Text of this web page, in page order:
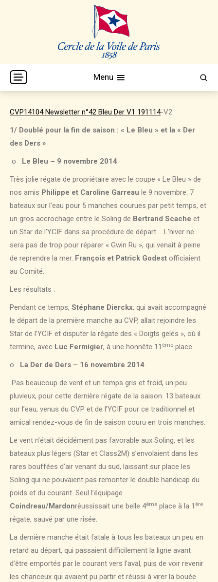
CVP
Cercle de la Voile de Paris
Menu
CVP14104 Newsletter n°42 Bleu Der V1 191114-V2
1/ Doublé pour la fin de saison : « Le Bleu » et la « Der
des Ders »
o Le Bleu – 9 novembre 2014
Très jolie régate de propriétaire avec le coupe « Le Bleu » de
nos amis Philippe et Caroline Garreau le 9 novembre. 7
bateaux sur l’eau pour 5 manches courues par petit temps, et
un gros accrochage entre le Soling de Bertrand Scache et
un Star de l’YCIF dans sa procédure de départ…. L’hiver ne
sera pas de trop pour réparer « Gwin Ru », qui venait à peine
de reprendre la mer. François et Patrick Godest officiaient
au Comité.
Les résultats :
Pendant ce temps, Stéphane Dierckx, qui avait accompagné
le départ de la première manche au CVP, allait rejoindre les
Star de l’YCIF et disputer la régate des « Doigts gelés », où il
termine, avec Luc Fermigier, à une honnête 11 ème place.
o La Der de Ders – 16 novembre 2014
Pas beaucoup de vent et un temps gris et froid, un peu
pluvieux, pour cette dernière régate de la saison. 13 bateaux
sur l’eau, venus du CVP et de l’YCIF pour ce traditionnel et
amical rendez-vous de fin de saison couru en trois manches.
Le vent n’était décidément pas favorable aux Soling, et les
bateaux plus légers (Star et Class2M) s’envolaient dans les
rares bouffées d’air venant du sud, laissant sur place les
Soling qui ne pouvaient pas remonter le double handicap du
poids et du courant. Seul l’équipage
Coindreau/Mardonréussissait une belle 4ème place à la 1 ère
régate, sauvé par une risée.
La dernière manche était fatale à tous les bateaux un peu en
retard au départ, qui passaient difficilement la ligne avant
d’être emportés par le courant vers l’aval, puis de voir revenir
les chanceux qui avaient pu partir et réussi à virer la bouée